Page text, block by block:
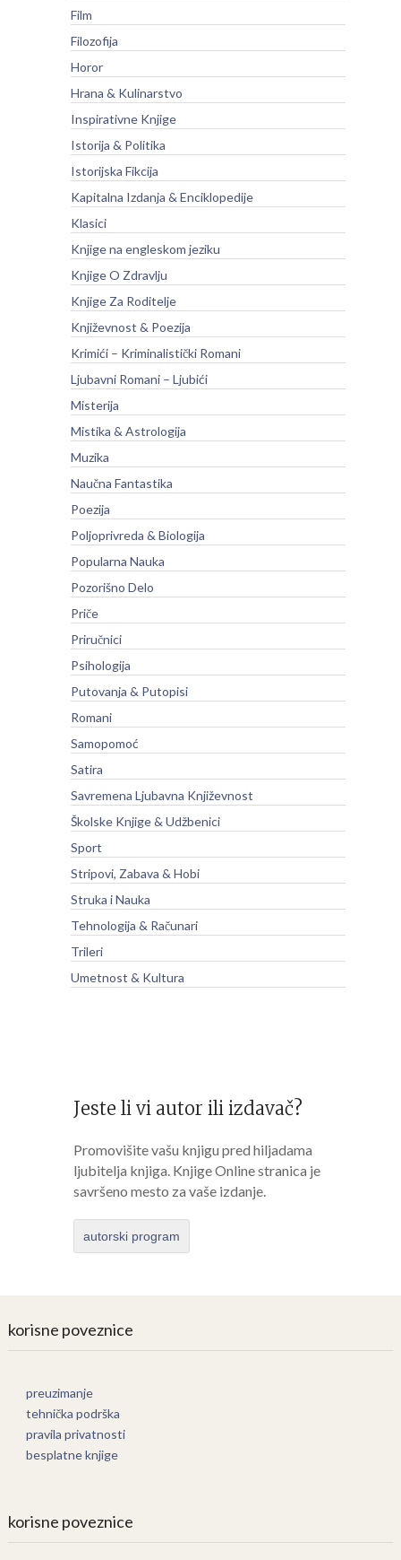
Film
Filozofija
Horor
Hrana & Kulinarstvo
Inspirativne Knjige
Istorija & Politika
Istorijska Fikcija
Kapitalna Izdanja & Enciklopedije
Klasici
Knjige na engleskom jeziku
Knjige O Zdravlju
Knjige Za Roditelje
Književnost & Poezija
Krimići – Kriminalistički Romani
Ljubavni Romani – Ljubići
Misterija
Mistika & Astrologija
Muzika
Naučna Fantastika
Poezija
Poljoprivreda & Biologija
Popularna Nauka
Pozorišno Delo
Priče
Priručnici
Psihologija
Putovanja & Putopisi
Romani
Samopomoć
Satira
Savremena Ljubavna Književnost
Školske Knjige & Udžbenici
Sport
Stripovi, Zabava & Hobi
Struka i Nauka
Tehnologija & Računari
Trileri
Umetnost & Kultura
Jeste li vi autor ili izdavač?
Promovišite vašu knjigu pred hiljadama
ljubitelja knjiga. Knjige Online stranica je
savršeno mesto za vaše izdanje.
autorski program
korisne poveznice
preuzimanje
tehnička podrška
pravila privatnosti
besplatne knjige
korisne poveznice